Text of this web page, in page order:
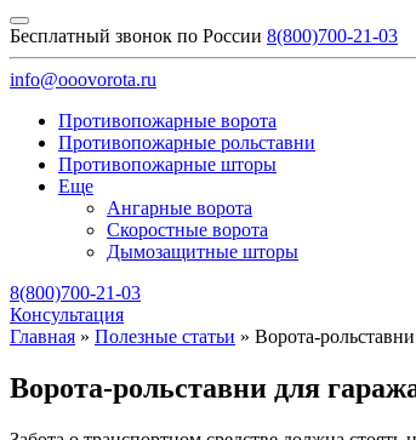
Бесплатный звонок по России 8(800)700-21-03
info@ooovorota.ru
Противопожарные ворота
Противопожарные рольставни
Противопожарные шторы
Еще
Ангарные ворота
Скоростные ворота
Дымозащитные шторы
8(800)700-21-03
Консультация
Главная » Полезные статьи » Ворота-
Ворота-рольставни для